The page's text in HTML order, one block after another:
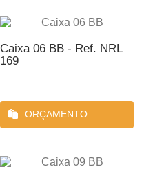
Caixa 06 BB - Ref. NRL
169
ORÇAMENTO